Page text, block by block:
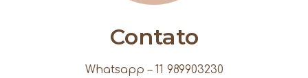
Contato
Whatsapp – 11 989903230